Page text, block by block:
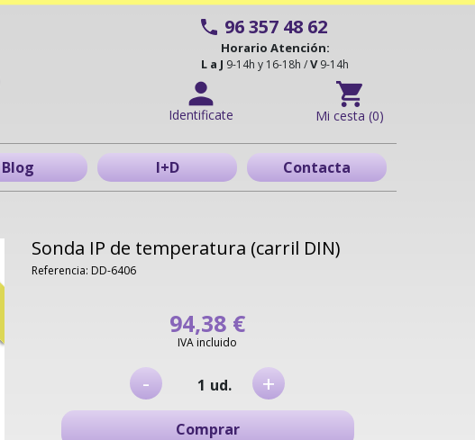
96 357 48 62
Horario Atención:
L a J 9-14h y 16-18h /V9-14h
Identificate Mi cesta (0)
Blog I+D Contacta
Sonda IP de temperatura (carril DIN)
Referencia: DD-6406
94,38 €
IVA incluido
- ud. +
Comprar